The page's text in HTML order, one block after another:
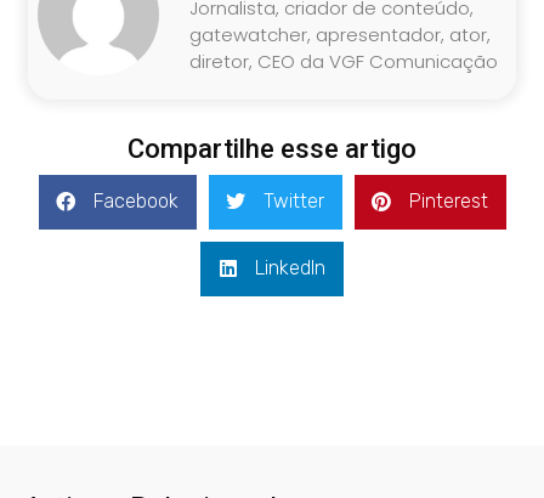
Jornalista, criador de conteúdo,
gatewatcher, apresentador, ator,
diretor, CEO da VGF Comunicação
Compartilhe esse artigo
Facebook Twitter Pinterest
LinkedIn